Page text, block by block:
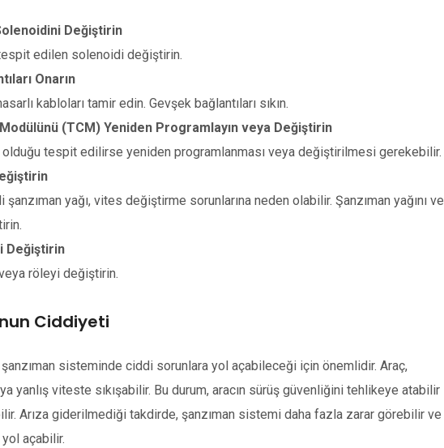
Değiştirin
edilen solenoidi değiştirin.
Onarın
kabloları tamir edin. Gevşek bağlantıları sıkın.
(TCM) Yeniden Programlayın veya Değiştirin
olduğu tespit edilirse yeniden programlanması veya değiştirilmesi gerekebilir.
şanzıman yağı, vites değiştirme sorunlarına neden olabilir. Şanzıman yağını ve
Değiştirin
röleyi değiştirin.
Ciddiyeti
şanzıman sisteminde ciddi sorunlara yol açabileceği için önemlidir. Araç,
yanlış viteste sıkışabilir. Bu durum, aracın sürüş güvenliğini tehlikeye atabilir
Arıza giderilmediği takdirde, şanzıman sistemi daha fazla zarar görebilir ve
açabilir.